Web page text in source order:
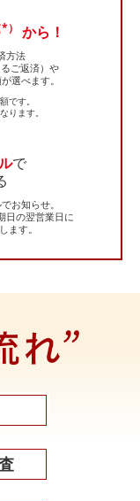
*） から！
方法
ご返済）や
選べます。
です。
ります。
で
お知らせ。
日の翌営業日に
ます。